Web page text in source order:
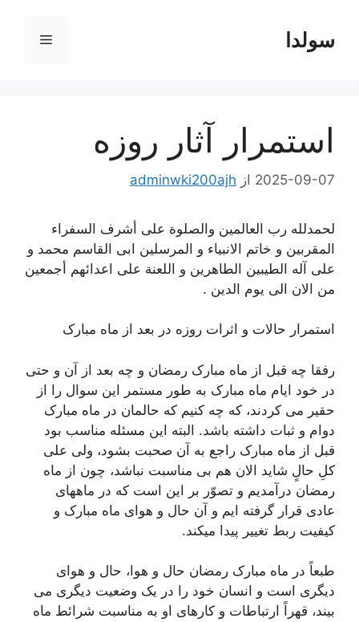
محتواسولدا فهرست
استمرار آثار روزه
2025-09-07 از adminwki200ajh
لحمدلله رب العالمین والصلوة علی أشرف السفراء
المقربین و خاتم الانبیاء و المرسلین ابی القاسم محمد و
علی آله الطیبین الطاهرین و اللعنة علی اعدائهم أجمعین
من الان الی یوم الدین .
استمرار حالات و اثرات روزه در بعد از ماه مبارک
رفقا چه قبل از ماه مبارک رمضان و چه بعد از آن و حتی
در خود ایام ماه مبارک به طور مستمر این سوال را از
حقیر می کردند، که چه کنیم که حالمان در ماه مبارک
دوام و ثبات داشته باشد. البته این مسئله مناسب بود
قبل از ماه مبارک راجع به آن صحبت بشود، ولی علی
کلِ حالٍ شاید الان هم بی مناسبت نباشد، چون از ماه
رمضان درآمدیم و تصوّر بر این است که در ماههای
عادی قرار گرفته ایم و آن حال و هوای ماه مبارک و
کیفیت ربط تغییر پیدا میکند.
طبعاً در ماه مبارک رمضان حال و هوا، حال و هوای
دیگری است و انسان خود را در یک وضعیت دیگری می
بیند، قهراً ارتباطات و کارهای او به مناسبت شرائط ماه